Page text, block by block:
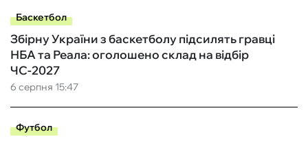
Баскетбол
6 серпня 15:47
Збірну України з баскетболу підсилять гравці
НБА та Реала: оголошено склад на відбір
ЧС-2027
Футбол